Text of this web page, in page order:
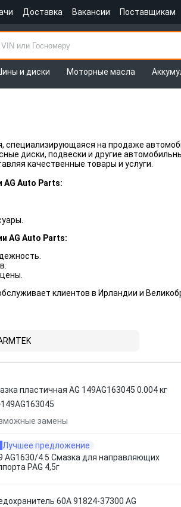
Доставка Вакансии Поставщикам
и диски Моторные масла
специализирующаяся на продаже
диски, подвески и другие
качественные товары и услуги.
AG Auto Parts:
AG Auto Parts:
клиентов в Ирландии и
пластичная AG 149AG163045 0.004 кг
149AG163045
замены
Лучшее предложение
AG1630/4.5 Смазка для направляющих
PAG 4,5г
60А 91824-37300 AG